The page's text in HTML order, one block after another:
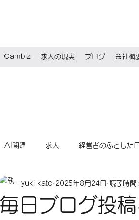
Gambiz 求人の現実 ブログ 会社概
AI関連 求人 経営者のふとした
毎日ブログ投
yuki kato 2025年8月24日 読了時